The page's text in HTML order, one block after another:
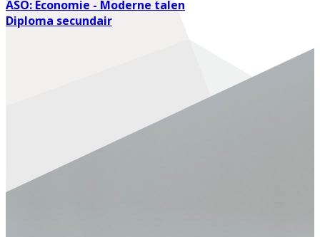
ASO: Economie - Moderne talen
Diploma secundair